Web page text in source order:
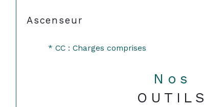
Ascenseur
* CC : Charges comprises
Nos
OUTILS